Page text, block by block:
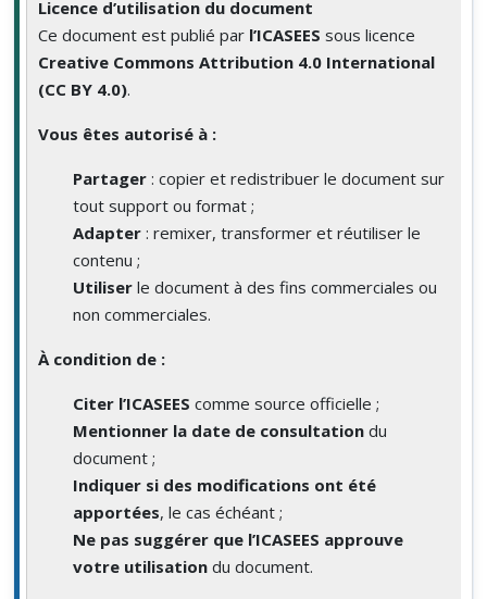
Licence d’utilisation du document
Ce document est publié par l’ICASEES sous licence
Creative Commons Attribution 4.0 International
(CC BY 4.0).
Vous êtes autorisé à :
Partager : copier et redistribuer le document sur
tout support ou format ;
Adapter : remixer, transformer et réutiliser le
contenu ;
Utiliser le document à des fins commerciales ou
non commerciales.
À condition de :
Citer l’ICASEES comme source officielle ;
Mentionner la date de consultation du
document ;
Indiquer si des modifications ont été
apportées, le cas échéant ;
Ne pas suggérer que l’ICASEES approuve
votre utilisation du document.